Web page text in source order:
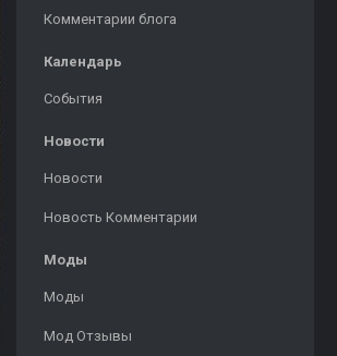
Комментарии блога
Календарь
События
Новости
Новости
Новость Комментарии
Моды
Моды
Мод Отзывы